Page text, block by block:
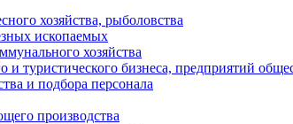
хозяйства, рыболовства
ископаемых
хозяйства
туристического бизнеса, предприятий
и подбора персонала
производства